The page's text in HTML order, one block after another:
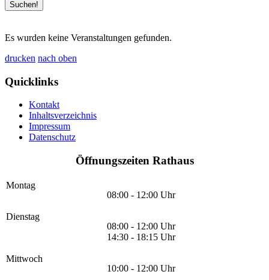
Es wurden keine Veranstaltungen gefunden.
drucken nach oben
Quicklinks
Kontakt
Inhaltsverzeichnis
Impressum
Datenschutz
Öffnungszeiten Rathaus
Montag
08:00 - 12:00 Uhr
Dienstag
08:00 - 12:00 Uhr
14:30 - 18:15 Uhr
Mittwoch
10:00 - 12:00 Uhr